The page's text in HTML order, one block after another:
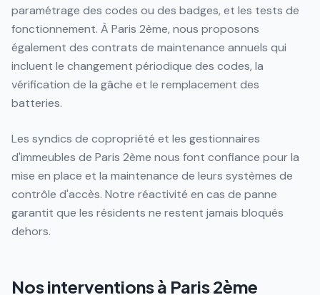
paramétrage des codes ou des badges, et les tests de
fonctionnement. À Paris 2ème, nous proposons
également des contrats de maintenance annuels qui
incluent le changement périodique des codes, la
vérification de la gâche et le remplacement des
batteries.
Les syndics de copropriété et les gestionnaires
d'immeubles de Paris 2ème nous font confiance pour la
mise en place et la maintenance de leurs systèmes de
contrôle d'accès. Notre réactivité en cas de panne
garantit que les résidents ne restent jamais bloqués
dehors.
Nos interventions à Paris 2ème